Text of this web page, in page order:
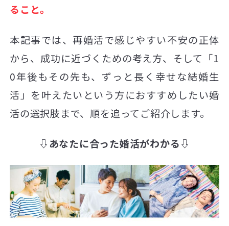
ること。
本記事では、再婚活で感じやすい不安の正体
から、成功に近づくための考え方、そして「1
0年後もその先も、ずっと長く幸せな結婚生
活」を叶えたいという方におすすめしたい婚
活の選択肢まで、順を追ってご紹介します。
⇩あなたに合った婚活がわかる⇩